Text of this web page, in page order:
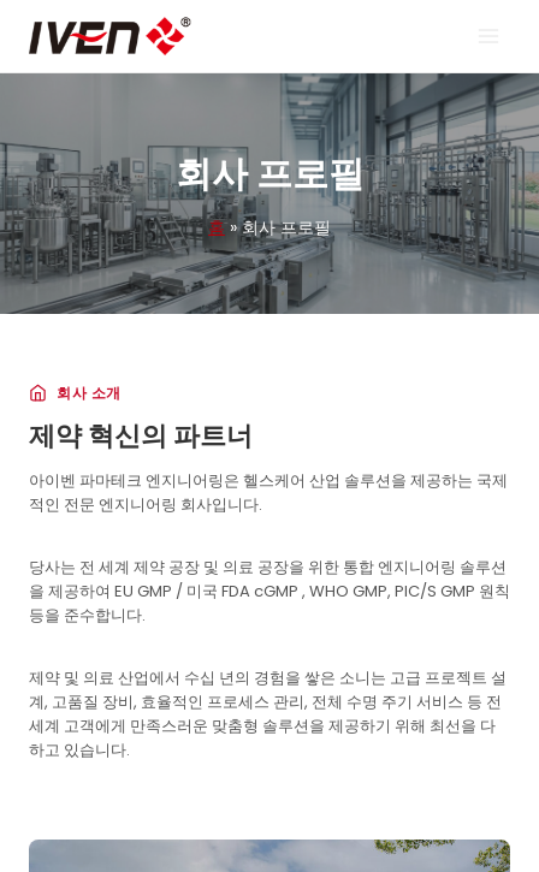
뛰
기
회사 프로필
홈»회사 프로필
회사 소개
제약 혁신의 파트너
아이벤 파마테크 엔지니어링은 헬스케어 산업 솔루션을 제공하는 국제
적인 전문 엔지니어링 회사입니다.
당사는 전 세계 제약 공장 및 의료 공장을 위한 통합 엔지니어링 솔루션
을 제공하여 EU GMP / 미국 FDA cGMP , WHO GMP, PIC/S GMP 원칙
등을 준수합니다.
제약 및 의료 산업에서 수십 년의 경험을 쌓은 소니는 고급 프로젝트 설
계, 고품질 장비, 효율적인 프로세스 관리, 전체 수명 주기 서비스 등 전
세계 고객에게 만족스러운 맞춤형 솔루션을 제공하기 위해 최선을 다
하고 있습니다.